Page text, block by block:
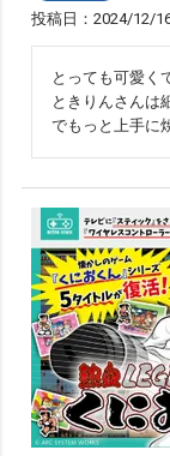
投稿日 2024/12/
とっても可愛く
ときりんさんは
でもっと上手に